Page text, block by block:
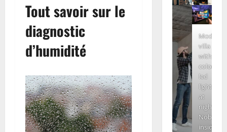
Tout savoir sur le
diagnostic
d’humidité
Modern
villa
with
colored
led
lights
at
night.
Nobody
inside